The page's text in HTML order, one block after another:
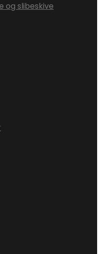
og slibeskive